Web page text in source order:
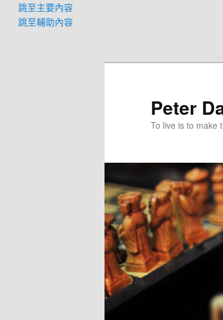
跳至主要內容
跳至輔助內容
Peter
To live is to make